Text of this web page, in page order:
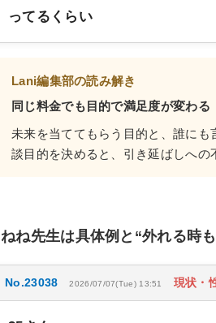
ってるくらい
Lani編集部の読み解き
同じ料金でも目的で満足度が変わる
未来を当ててもらう目的と、誰に
談目的を決めると、引き延ばしへの
ねね先生は具体例と“外れる時
No.23038 2026/07/07(Tue) 13:51 現状・